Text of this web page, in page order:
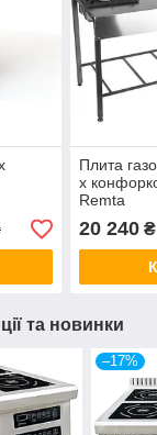
Плита
х
Remta
20 240₴
та новинки
–17%